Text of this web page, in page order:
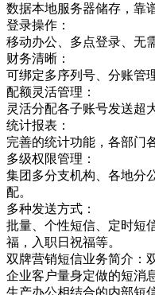
数据本地服务器储存，靠
登录操作：
移动办公、多点登录、无
财务清晰：
可绑定多序列号、分账管
配额灵活管理：
灵活分配各子账号发送超
统计报表：
完善的统计功能，各部门
多级权限管理：
集团多分支机构、各地分
配。
多种发送方式：
批量、个性短信、定时短
福，入职日祝福等。
双牌营销短信业务简介：
企业客户量身定做的短消
生产办公相结合的内部短